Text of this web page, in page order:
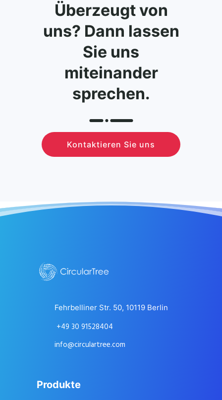
Überzeugt von
uns? Dann lassen
Sie uns
miteinander
sprechen.
Kontaktieren Sie uns
Fehrbelliner Str. 50, 10119 Berlin
+49 30 91528404
info@circulartree.com
Produkte